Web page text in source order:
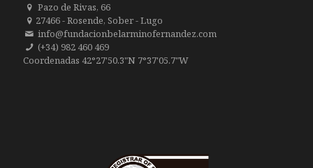
Pazo de Rivas, 66
27466 - Rosende, Sober - Lugo
info@fundacionbelarminofernandez.com
(+34) 982 460 469
Coordenadas 42°27'50.3"N 7°37'05.7"W